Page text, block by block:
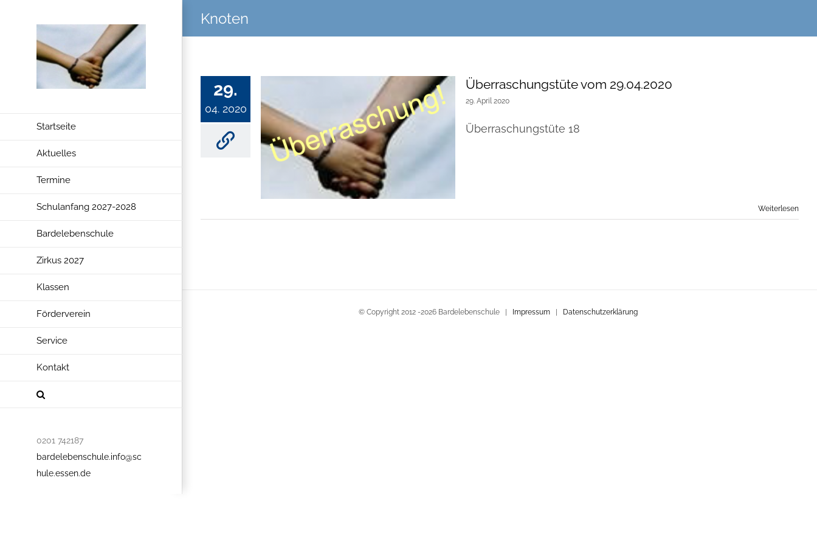
springen
Startseite
Aktuelles
Termine
Schulanfang 2027-2028
Bardelebenschule
Zirkus 2027
Klassen
Förderverein
Service
Kontakt
0201 742187
bardelebenschule.info@sc
hule.essen.de
Knoten
29.
04. 2020
Überraschungstüte vom 29.04.2020
29. April 2020
Überraschungstüte 18
Weiterlesen
© Copyright 2012 -2026 Bardelebenschule | Impressum| Datenschutzerklärung